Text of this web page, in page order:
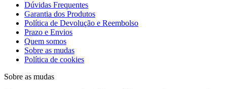
Dúvidas Frequentes
Garantia dos Produtos
Política de Devolução e Reembolso
Prazo e Envios
Quem somos
Sobre as mudas
Política de cookies
Sobre as mudas